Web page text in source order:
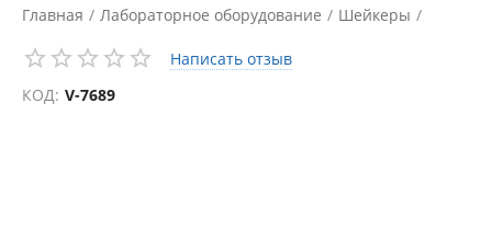
Главная / Лабораторное оборудование / Шейкеры /
Написать отзыв
КОД: V-7689